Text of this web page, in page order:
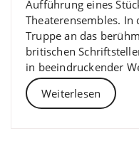
Aufführung eines
Theaterensembles. In
Truppe an das
britischen
in beeindruckender
Weiterlesen